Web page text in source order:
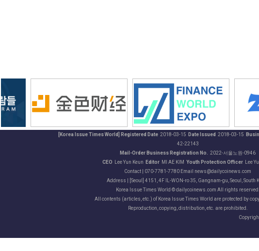
[Korea Issue Times World] Registered Date2018-03-15 Date Issued 2018-03-15
42-22143
Mail-Order Business Registration No.
2022-서울노원-0946
CEO Lee Yun Keun Editor MI AE KIM Youth Protection Officer Lee
Contact | 070-7781-7780 Email news@dailycoinews.com
Address | [Seoul] 4151, 4F IL-WON-ro 35, Gangnam-gu, Seoul, South
Korea Issue Times World © dailycoinews.com All rights reserved.
All contents (articles, etc.) of Korea Issue Times World are protected by
Reproduction, copying, distribution, etc. are prohibited.